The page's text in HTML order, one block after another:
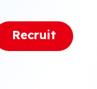
Recruit